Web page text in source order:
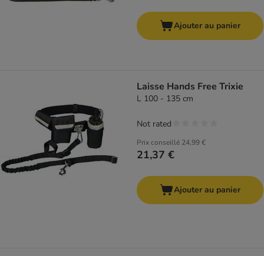
Ajouter au panier
Laisse Hands Free Trixie
L 100 - 135 cm
Prix conseillé 24,99 €
21,37 €
Not rated
Ajouter au panier